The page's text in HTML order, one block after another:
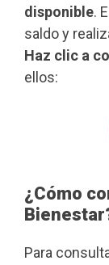
disponible.
saldo y
Haz clic a
ellos:
¿Cómo
Para